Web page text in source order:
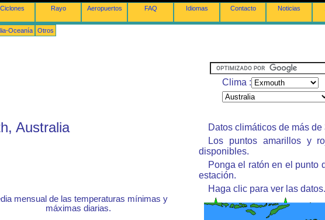
Ciclones Rayo Aeropuertos FAQ Idiomas Contacto Noticias
Oceanía Otros
Clima :
Australia
mensual de las temperaturas mínimas y
máximas diarias.
Datos climáticos de más
Los puntos amarillos y
disponibles.
Ponga el ratón en el punto
estación.
Haga clic para ver las datos.